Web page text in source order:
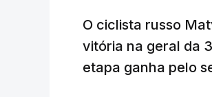
O ciclista russo
vitória na geral da
etapa ganha pelo